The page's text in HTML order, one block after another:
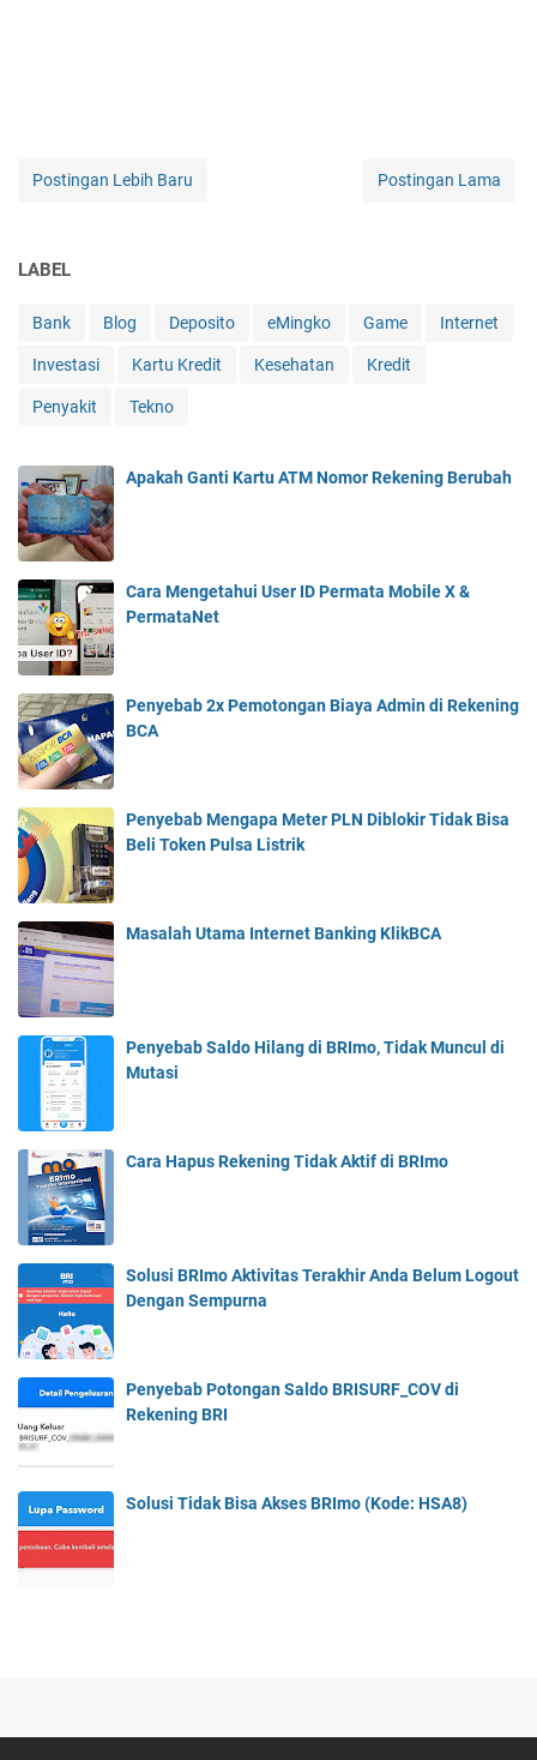
Postingan Lebih Baru Postingan Lama
LABEL
Bank Blog Deposito eMingko Game Internet
Investasi Kartu Kredit Kesehatan Kredit
Penyakit Tekno
Apakah Ganti Kartu ATM Nomor Rekening Berubah
Cara Mengetahui User ID Permata Mobile X &
PermataNet
Penyebab 2x Pemotongan Biaya Admin di Rekening
BCA
Penyebab Mengapa Meter PLN Diblokir Tidak Bisa
Beli Token Pulsa Listrik
Masalah Utama Internet Banking KlikBCA
Penyebab Saldo Hilang di BRImo, Tidak Muncul di
Mutasi
Cara Hapus Rekening Tidak Aktif di BRImo
Solusi BRImo Aktivitas Terakhir Anda Belum Logout
Dengan Sempurna
Penyebab Potongan Saldo BRISURF_COV di
Rekening BRI
Solusi Tidak Bisa Akses BRImo (Kode: HSA8)